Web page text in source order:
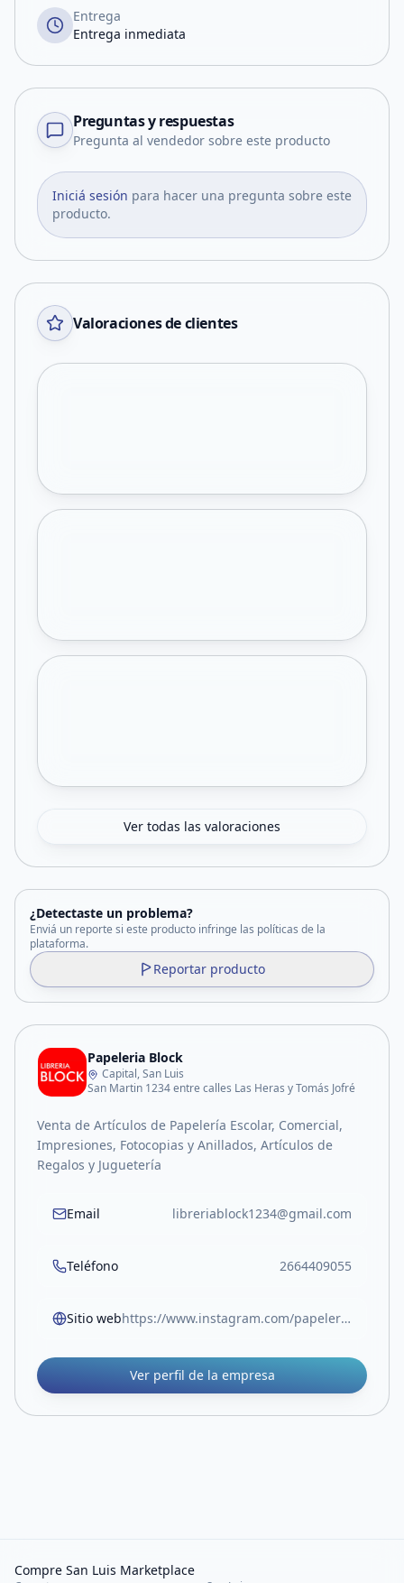
Entrega
Entrega inmediata
Preguntas y respuestas
Pregunta al vendedor sobre este producto
Iniciá sesión para hacer una pregunta sobre este
producto.
Valoraciones de clientes
Ver todas las valoraciones
¿Detectaste un problema?
Enviá un reporte si este producto infringe las políticas de la
plataforma.
Reportar producto
Papeleria Block
Capital, San Luis
San Martin 1234 entre calles Las Heras y Tomás Jofré
Venta de Artículos de Papelería Escolar, Comercial,
Impresiones, Fotocopias y Anillados, Artículos de
Regalos y Juguetería
Email libreriablock1234@gmail.com
Teléfono 2664409055
Sitio web https://www.instagram.com/papeleriablock.sl?igsh=MW05Z3RocjUwOTlvOA%3D%3D
Ver perfil de la empresa
Compre San Luis Marketplace